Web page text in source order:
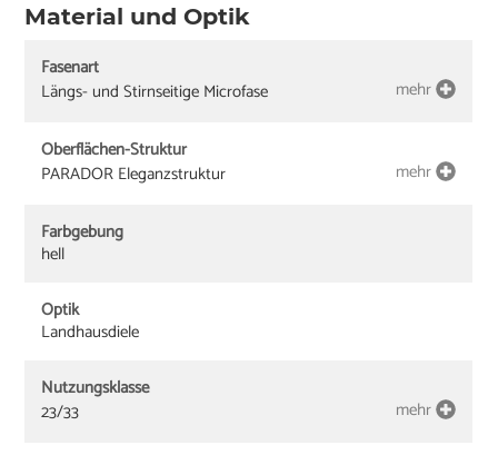
Material und Optik
Fasenart
Längs- und Stirnseitige Microfase
mehr
Oberflächen-Struktur
PARADOR Eleganzstruktur
mehr
Farbgebung
hell
Optik
Landhausdiele
Nutzungsklasse
23/33
mehr